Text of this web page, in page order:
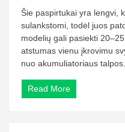
Šie paspirtukai yra lengvi,
sulankstomi, todėl juos
modelių gali pasiekti
atstumas vienu įkrovimu
nuo akumuliatoriaus talpos...
Read More